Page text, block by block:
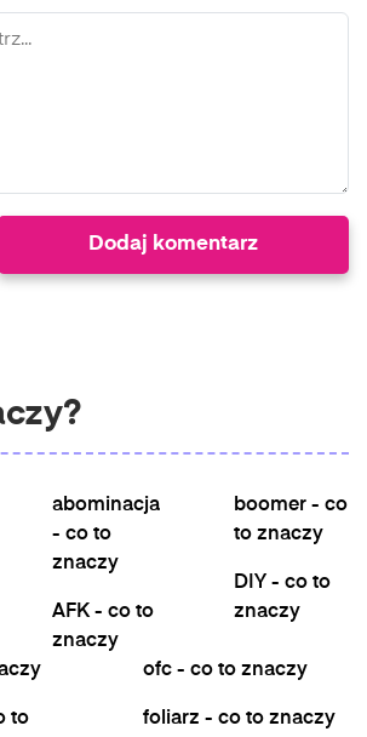
abominacja
- co to
znaczy
AFK - co to
znaczy
boomer - co
to znaczy
DIY - co to
znaczy
to
ofc - co to znaczy
foliarz - co to znaczy